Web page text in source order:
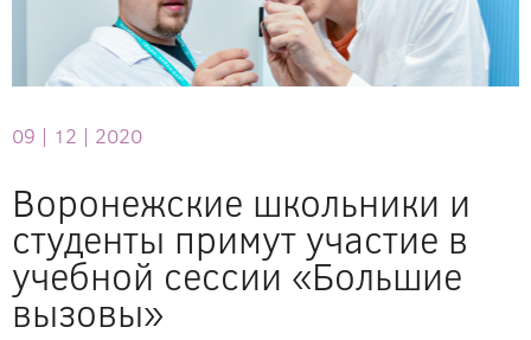
09 | 12 | 2020
Воронежские школьники и
студенты примут участие в
учебной сессии «Большие
вызовы»